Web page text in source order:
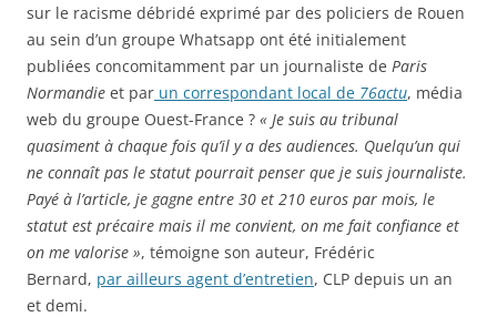
sur le racisme débridé exprimé par des policiers de Rouen
au sein d’un groupe Whatsapp ont été initialement
publiées concomitamment par un journaliste de Paris
Normandie et par un correspondant local de 76actu, média
web du groupe Ouest-France ? « Je suis au tribunal
quasiment à chaque fois qu’il y a des audiences. Quelqu’un qui
ne connaît pas le statut pourrait penser que je suis journaliste.
Payé à l’article, je gagne entre 30 et 210 euros par mois, le
statut est précaire mais il me convient, on me fait confiance et
on me valorise », témoigne son auteur, Frédéric
Bernard, par ailleurs agent d’entretien, CLP depuis un an
et demi.